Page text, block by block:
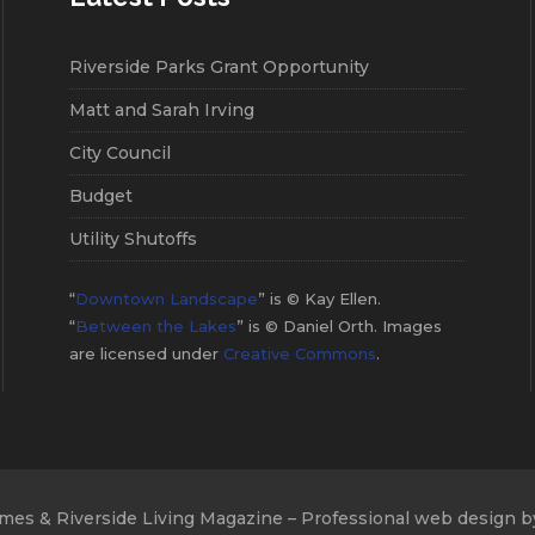
Riverside Parks Grant Opportunity
Matt and Sarah Irving
City Council
Budget
Utility Shutoffs
“Downtown Landscape” is © Kay Ellen.
“Between the Lakes” is © Daniel Orth. Images
are licensed under Creative Commons.
& Riverside Living Magazine – Professional web design